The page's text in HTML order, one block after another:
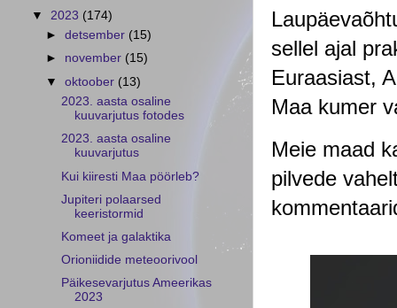
sellel ajal
Euraasiast,
Maa kumer
Meie maad
pilvede
▼ 2023 (174)
►detsember (15)
► november (15)
▼oktoober (13)
2023. aasta osaline
kuuvarjutus fotodes
2023. aasta osaline
kuuvarjutus
Kui kiiresti Maa pöörleb?
Jupiteri polaarsed
keeristormid
Komeet ja galaktika
Orioniidide meteoorivool
Päikesevarjutus Ameerikas
2023